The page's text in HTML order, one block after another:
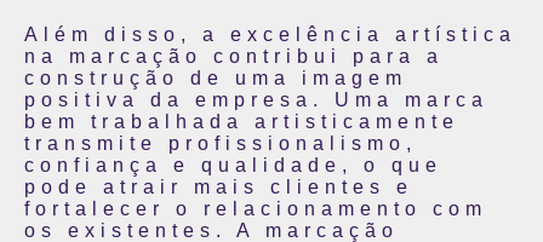
Além disso, a excelência artística
na marcação contribui para a
construção de uma imagem
positiva da empresa. Uma marca
bem trabalhada artisticamente
transmite profissionalismo,
confiança e qualidade, o que
pode atrair mais clientes e
fortalecer o relacionamento com
os existentes. A marcação